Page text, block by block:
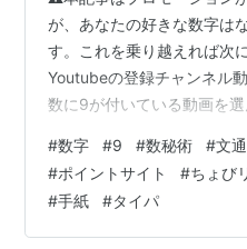
が、あなたの好きな数字は
す。これを乗り越えれば次
Youtubeの登録チャンネル
数に9が付いている動画を
はポイントサイトですね。
みれになっていまして、時
答しまくっています。今日
が千の位にあるもんですか
#数字 #9 #数秘術 #文通
#ポイントサイト #ちょび
#手紙 #タイパ